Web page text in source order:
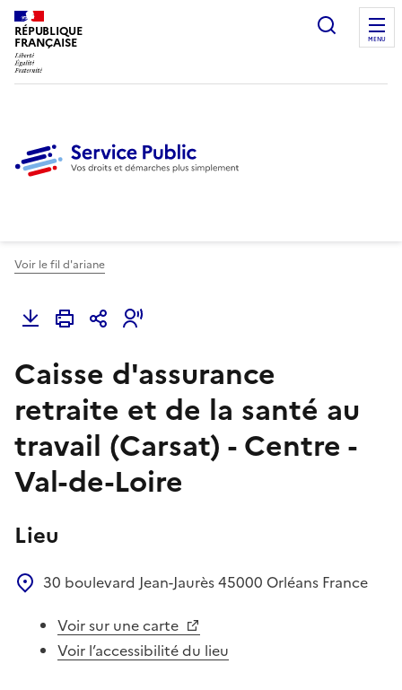
RÉPUBLIQUE
FRANÇAISE
Ouvrir
MENU
Voir le fil d'ariane
Caisse d'assurance
retraite et de la santé au
travail (Carsat) - Centre -
Val-de-Loire
Lieu
30 boulevard Jean-Jaurès45000 Orléans France
Voir sur une carte
Voir l’accessibilité du lieu